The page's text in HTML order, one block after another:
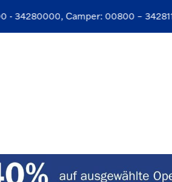
34280000, Camper:00800 – 34281111